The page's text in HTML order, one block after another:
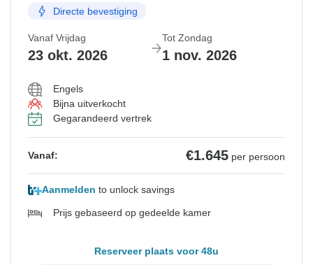
Uitverkocht
Vanaf: €1.645
Bekijk vergelijkbare rondreizen voor deze data
Uitverkocht
Vanaf: €1.645
Bekijk vergelijkbare rondreizen voor deze data
Uitverkocht
Vanaf: €1.645
Bekijk vergelijkbare rondreizen voor deze data
Directe bevestiging
Vanaf Vrijdag
23 okt. 2026
Tot Zondag
1 nov. 2026
Engels
Bijna uitverkocht
Gegarandeerd vertrek
Vanaf: €1.645 per persoon
Aanmelden to unlock savings
Prijs gebaseerd op gedeelde kamer
Reserveer plaats voor 48u